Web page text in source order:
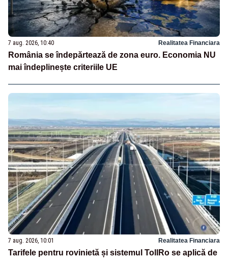
7 aug. 2026, 10:40 Realitatea Financiara
România se îndepărtează de zona euro. Economia NU
mai îndeplinește criteriile UE
7 aug. 2026, 10:01 Realitatea Financiara
Tarifele pentru rovinietă și sistemul TollRo se aplică de